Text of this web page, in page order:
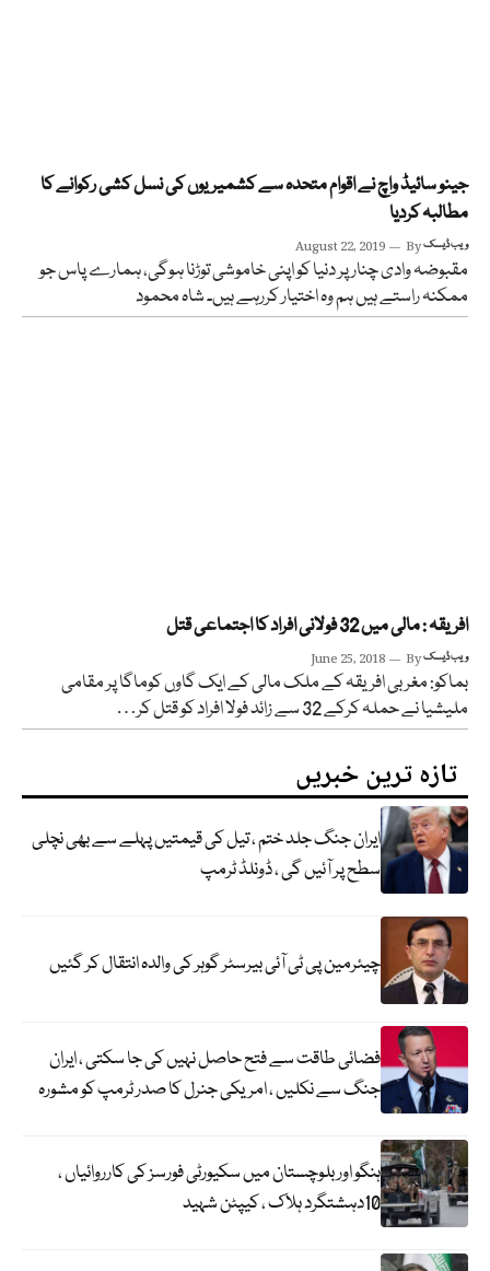
جینو سائیڈ واچ نے اقوام متحدہ سے کشمیریوں کی نسل کشی رکوانے کا
مطالبہ کردیا
August 22, 2019 Byویب ڈیسک
مقبوضہ وادی چنار پر دنیا کو اپنی خاموشی توڑنا ہوگی، ہمارے پاس جو
ممکنہ راستے ہیں ہم وہ اختیار کررہے ہیں۔ شاہ محمود
افریقہ : مالی میں 32 فولانی افراد کا اجتماعی قتل
June 25, 2018 Byویب ڈیسک
بماکو: مغربی افریقہ کے ملک مالی کے ایک گاوں کوماگا پر مقامی
ملیشیا نے حملہ کرکے 32 سے زائد فولا افراد کو قتل کر…
تازہ ترین خبریں
ایران جنگ جلد ختم ، تیل کی قیمتیں پہلے سے بھی نچلی
سطح پر آئیں گی ، ڈونلڈ ٹرمپ
چیئرمین پی ٹی آئی بیرسٹر گوہر کی والدہ انتقال کر گئیں
فضائی طاقت سے فتح حاصل نہیں کی جا سکتی ، ایران
جنگ سے نکلیں ، امریکی جنرل کا صدر ٹرمپ کو مشورہ
ہنگو اور بلوچستان میں سکیورٹی فورسز کی کارروائیاں ،
10دہشتگرد ہلاک ، کیپٹن شہید